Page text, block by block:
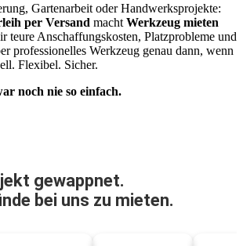
Gartenarbeit oder Handwerksprojekte:
per Versand macht Werkzeug mieten
teure Anschaffungskosten, Platzprobleme und
professionelles Werkzeug genau dann, wenn
Flexibel. Sicher.
noch nie so einfach.
gewappnet.
bei uns zu mieten.